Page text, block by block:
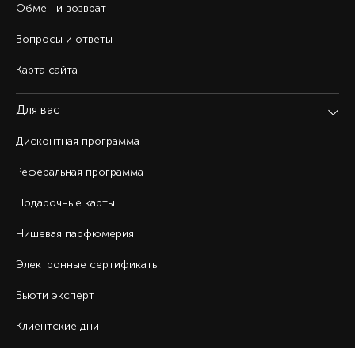
Обмен и возврат
Вопросы и ответы
Карта сайта
Для вас
Дисконтная программа
Реферальная программа
Подарочные карты
Нишевая парфюмерия
Электронные сертификаты
Бьюти эксперт
Клиентские дни